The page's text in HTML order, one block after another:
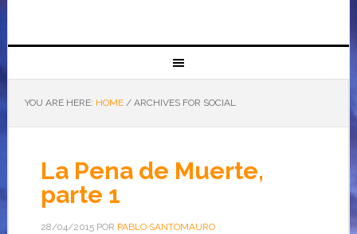
YOU ARE HERE: HOME /ARCHIVES FOR SOCIAL
La Pena de Muerte,
parte 1
28/04/2015POR PABLO SANTOMAURO